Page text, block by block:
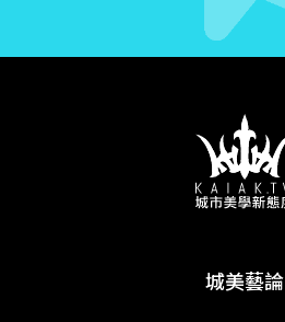
城美藝論